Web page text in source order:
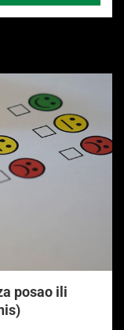
posao ili